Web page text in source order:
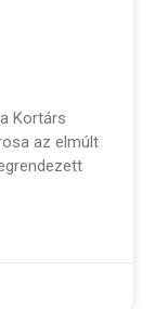
Kortárs
az elmúlt